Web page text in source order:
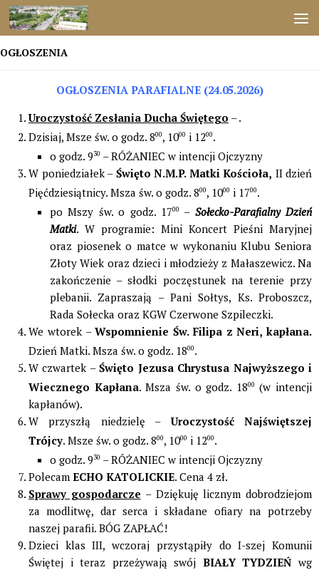
Przejdź do treści
OGŁOSZENIA
OGŁOSZENIA PARAFIALNE (24.05.2026)
Uroczystość Zesłania Ducha Świętego – .
Dzisiaj, Msze św. o godz. 800, 1000 i 1200.
o godz. 930 – RÓŻANIEC w intencji Ojczyzny
W poniedziałek – Święto N.M.P. Matki Kościoła, II dzień
Pięćdziesiątnicy. Msza św. o godz. 800, 1000 i 1700.
po Mszy św. o godz. 1700 – Sołecko-Parafialny Dzień
Matki. W programie: Mini Koncert Pieśni Maryjnej
oraz piosenek o matce w wykonaniu Klubu Seniora
Złoty Wiek oraz dzieci i młodzieży z Małaszewicz. Na
zakończenie – słodki poczęstunek na terenie przy
plebanii. Zapraszają – Pani Sołtys, Ks. Proboszcz,
Rada Sołecka oraz KGW Czerwone Szpileczki.
We wtorek –Wspomnienie Św. Filipa z Neri, kapłana.
Dzień Matki. Msza św. o godz. 1800.
W czwartek –Święto Jezusa Chrystusa Najwyższego i
Wiecznego Kapłana. Msza św. o godz. 1800 (w intencji
kapłanów).
W przyszłą niedzielę –Uroczystość Najświętszej
Trójcy. Msze św. o godz. 800, 1000 i 1200.
o godz. 930 – RÓŻANIEC w intencji Ojczyzny
Polecam ECHO KATOLICKIE. Cena 4 zł.
Sprawy gospodarcze – Dziękuję licznym dobrodziejom
za modlitwę, dar serca i składane ofiary na potrzeby
naszej parafii. BÓG ZAPŁAĆ!
Dzieci klas III, wczoraj przystąpiły do I-szej Komunii
Świętej i teraz przeżywają swój BIAŁY TYDZIEŃ wg